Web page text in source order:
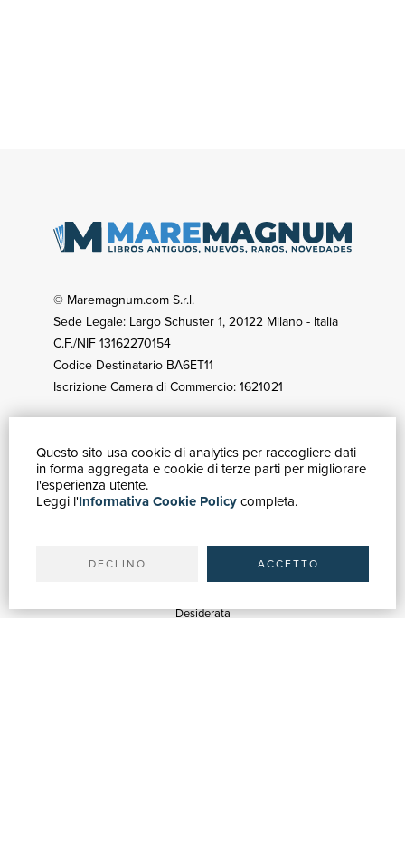
Questo sito usa cookie di analytics per raccogliere dati
in forma aggregata e cookie di terze parti per migliorare
l'esperienza utente.
Leggi l'Informativa Cookie Policycompleta.
DECLINO ACCETTO
© Maremagnum.com S.r.l.
Sede Legale: Largo Schuster 1, 20122 Milano - Italia
C.F./NIF 13162270154
Codice Destinatario BA6ET11
Iscrizione Camera di Commercio: 1621021
CÓMO COMPRAR
Catálogo
Búsqueda avanzada
Envíos
Desiderata